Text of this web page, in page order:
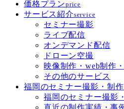
価格プランprice
サービス紹介service
セミナー撮影
ライブ配信
オンデマンド配信
ドローン空撮
映像制作・web制作
その他のサービス
福岡のセミナー撮影・制
福岡のセミナー撮影
直近の制作実績・事